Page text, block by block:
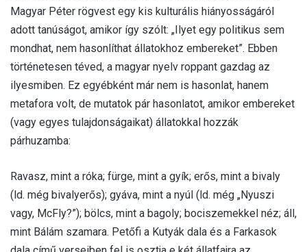
Magyar Péter rögvest egy kis kulturális hiányosságáról
adott tanúságot, amikor így szólt: „Ilyet egy politikus sem
mondhat, nem hasonlíthat állatokhoz embereket”. Ebben
történetesen téved, a magyar nyelv roppant gazdag az
ilyesmiben. Ez egyébként már nem is hasonlat, hanem
metafora volt, de mutatok pár hasonlatot, amikor embereket
(vagy egyes tulajdonságaikat) állatokkal hozzák
párhuzamba:
Ravasz, mint a róka; fürge, mint a gyík; erős, mint a bivaly
(ld. még bivalyerős); gyáva, mint a nyúl (ld. még „Nyuszi
vagy, McFly?”); bölcs, mint a bagoly; bociszemekkel néz; áll,
mint Bálám szamara. Petőfi a Kutyák dala és a Farkasok